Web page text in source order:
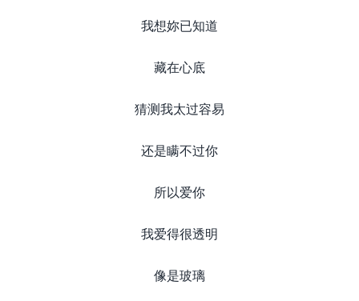
我想妳已知道
藏在心底
猜测我太过容易
还是瞒不过你
所以爱你
我爱得很透明
像是玻璃